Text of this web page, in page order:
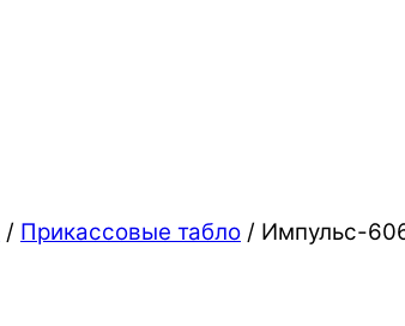
/ Прикассовые табло / Импульс-